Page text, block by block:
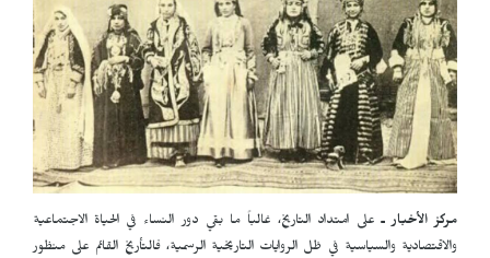
مركز الأخبار ـعلى امتداد التاريخ، غالباً ما بقي دور النساء في الحياة الاجتماعية
والاقتصادية والسياسية في ظل الروايات التاريخية الرسمية، فالتأريخ القائم على منظور